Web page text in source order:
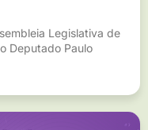
Legislativa de
Deputado Paulo